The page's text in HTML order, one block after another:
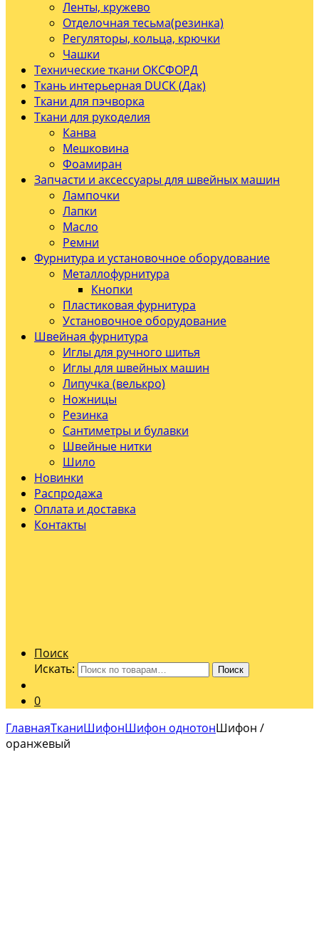
Ленты, кружево
Отделочная тесьма(резинка)
Регуляторы, кольца, крючки
Чашки
Технические ткани ОКСФОРД
Ткань интерьерная DUCK (Дак)
Ткани для пэчворка
Ткани для рукоделия
Канва
Мешковина
Фоамиран
Запчасти и аксессуары для швейных машин
Лампочки
Лапки
Масло
Ремни
Фурнитура и установочное оборудование
Металлофурнитура
Кнопки
Пластиковая фурнитура
Установочное оборудование
Швейная фурнитура
Иглы для ручного шитья
Иглы для швейных машин
Липучка (велькро)
Ножницы
Резинка
Сантиметры и булавки
Швейные нитки
Шило
Новинки
Распродажа
Оплата и доставка
Контакты
Поиск
Искать:
Поиск
0
ГлавнаяТканиШифонШифон однотонШифон /
оранжевый